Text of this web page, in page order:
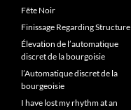
Fête Noir
Finissage Regarding Structure
Élevation de l’automatique
discret de la bourgoisie
l’Automatique discret de la
bourgeoisie
I have lost my rhythm at an